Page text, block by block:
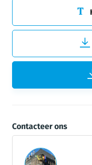
Contacteer ons